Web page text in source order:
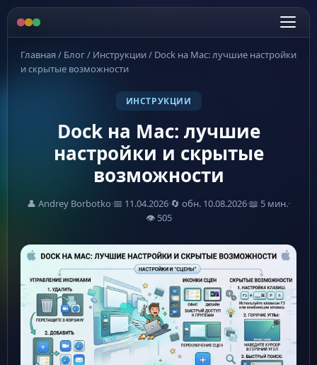
Главная/ Блог/ Инструкции/ Dock на Mac: лучшие настройки
и скрытые возможности
ИНСТРУКЦИИ
Dock на Mac: лучшие
настройки и скрытые
возможности
👤 Andrey Borbotko·📅 11.04.2026·🔄 обн. 10.08.2026·📖 5 мин.·
👁 505